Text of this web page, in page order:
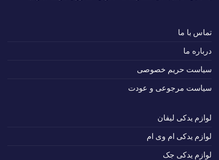
تماس با ما
درباره ما
سیاست حریم خصوصی
سیاست مرجوعی و عودت
لوازم یدکی لیفان
لوازم یدکی ام وی ام
لوازم یدکی جک